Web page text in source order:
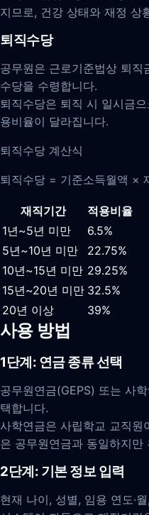
지므로, 건강 상태와 재정 상
퇴직수당
공무원은 근로기준법상 퇴
수당을 수령합니다.
퇴직수당은 퇴직 시 일시금
용비율이 달라집니다.
퇴직수당 계산식
퇴직수당 = 기준소득월액 ×
재직기간
적용비율
1년~5년 미만
6.5%
5년~10년 미만
22.75%
10년~15년 미만 29.25%
15년~20년 미만 32.5%
20년 이상
39%
사용 방법
1단계: 연금 종류 선택
공무원연금(GEPS) 또는 사
택합니다.
사학연금은 사립학교 교직원
은 공무원연금과 동일하지만
2단계: 기본 정보 입력
현재 나이, 성별, 임용 연도·